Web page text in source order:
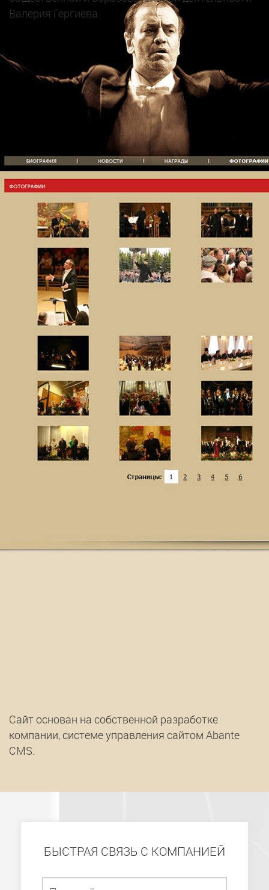
Валерия Гергиева.
Сайт основан на собственной разработке
компании, системе управления сайтом Abante
CMS.
БЫСТРАЯ СВЯЗЬ С КОМПАНИЕЙ